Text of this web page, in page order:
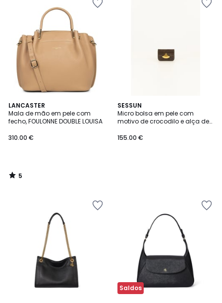
LANCASTER
Mala de mão em pele com
fecho, FOULONNE DOUBLE LOUISA
310.00 €
5
/
5
5
/
SESSUN
Micro bolsa em pele com
motivo de crocodilo e alça de
155.00 €
Saldos